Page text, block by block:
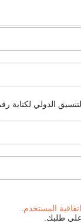
الدولي لكتابة
اتفاقية المستخدم
طلبك.